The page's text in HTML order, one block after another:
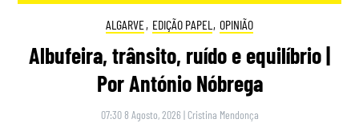
ALGARVE, EDIÇÃO PAPEL , OPINIÃO
Albufeira, trânsito, ruído e equilíbrio |
Por António Nóbrega
07:30 8 Agosto, 2026 | Cristina Mendonça